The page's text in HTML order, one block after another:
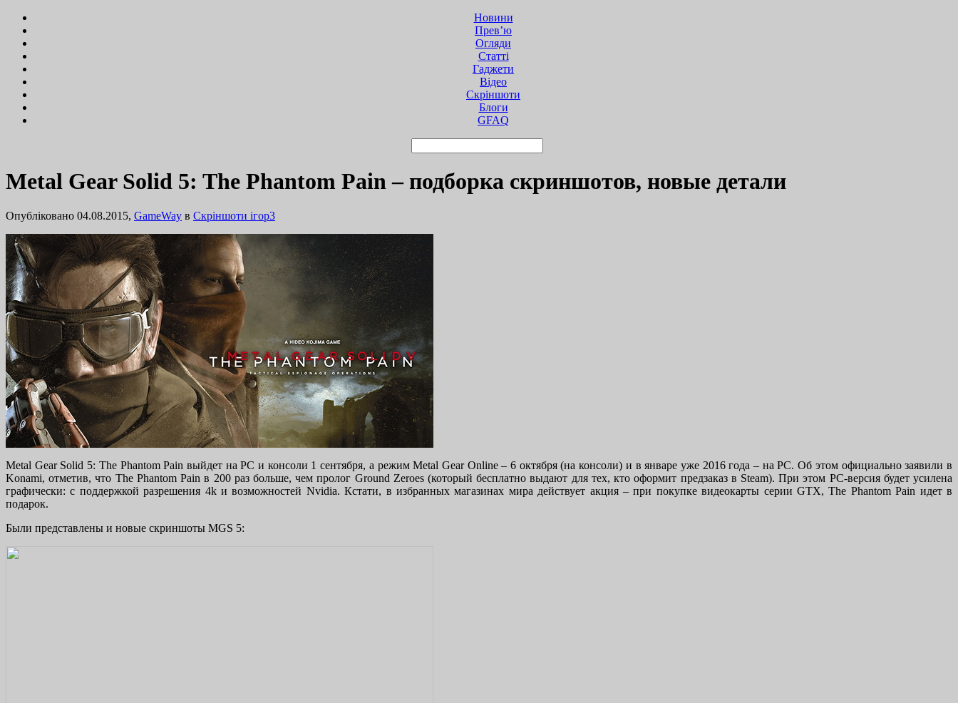
Новини
Прев’ю
Огляди
Статті
Гаджети
Відео
Cкріншоти
Блоги
GFAQ
Metal Gear Solid 5: The Phantom Pain – подборка скриншотов, новые детали
Опубліковано 04.08.2015, GameWay в Cкріншоти ігор3
Metal Gear Solid 5: The Phantom Pain выйдет на PC и консоли 1 сентября, а режим Metal Gear Online – 6 октября (на консоли) и в январе уже 2016 года – на PC. Об этом официально заявили в
Konami, отметив, что The Phantom Pain в 200 раз больше, чем пролог Ground Zeroes (который бесплатно выдают для тех, кто оформит предзаказ в Steam). При этом PC-версия будет усилена
графически: с поддержкой разрешения 4k и возможностей Nvidia. Кстати, в избранных магазинах мира действует акция – при покупке видеокарты серии GTX, The Phantom Pain идет в
подарок.
Были представлены и новые скриншоты MGS 5: